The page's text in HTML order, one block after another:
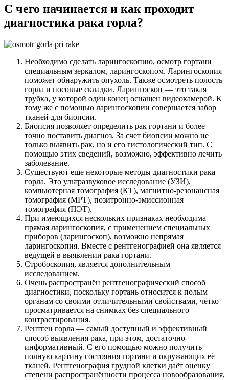
С чего начинается и как проходит
диагностика рака горла?
Необходимо сделать ларингоскопию, осмотр гортани
специальным зеркалом, ларингоскопом. Ларингоскопия
поможет обнаружить опухоль. Также осмотреть полость
горла и носовые складки. Ларингоскоп — это такая
трубка, у которой один конец оснащен видеокамерой. К
тому же с помощью ларингоскопии совершается забор
тканей для биопсии.
Биопсия позволяет определить рак гортани и более
точно поставить диагноз. За счет биопсии можно не
только выявить рак, но и его гистологический тип. С
помощью этих сведений, возможно, эффективно лечить
заболевание.
Существуют еще некоторые методы диагностики рака
горла. Это ультразвуковое исследование (УЗИ),
компьютерная томография (КТ), магнитно-резонансная
томография (МРТ), позитронно-эмиссионная
томография (ПЭТ).
При имеющихся нескольких признаках необходима
прямая ларингоскопия, с применением специальных
приборов (ларингоскоп), возможно непрямая
ларингоскопия. Вместе с рентгенографией она является
ведущей в выявлении рака гортани.
Стробоскопия, является дополнительным
исследованием.
Очень распространён рентгенографический способ
диагностики, поскольку гортань относится к полым
органам со своими отличительными свойствами, чётко
просматривается на снимках без специального
контрастирования.
Рентген горла — самый доступный и эффективный
способ выявления рака, при этом, достаточно
информативный. С его помощью можно получить
полную картину состояния гортани и окружающих её
тканей. Рентгенография грудной клетки даёт оценку
степени распространённости процесса новообразования,